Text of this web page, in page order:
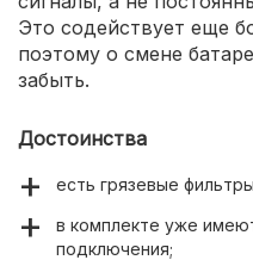
Это содействует еще
поэтому о смене
забыть.
Достоинства
есть грязевые
в комплекте уже
подключения;